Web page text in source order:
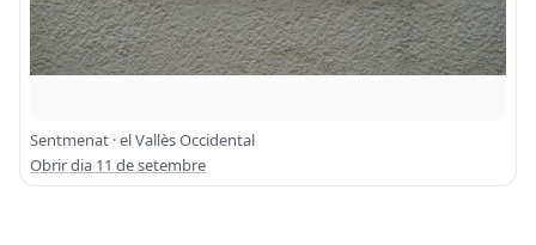
Sentmenat · el Vallès Occidental
Obrir dia 11 de setembre